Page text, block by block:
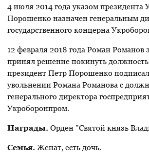
4 июля 2014 года указом президента
Порошенко назначен генеральным
государственного концерна
12 февраля 2018 года Роман Романов
принял решение покинуть
президент Петр Порошенко подписал
увольнении Романа Романова с
генерального директора
Укроборонпром.
Награды. Орден "Святой князь
Семья.Женат, есть дочь.